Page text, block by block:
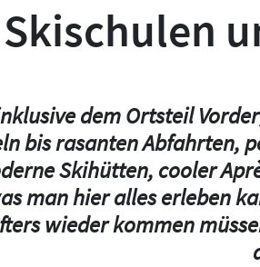
Skischulen
dem Ortsteil
bis rasanten Abfahrten,
Skihütten, cooler
man hier alles erleben
wieder kommen